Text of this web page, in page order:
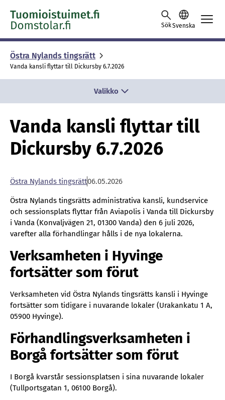
Skip to content -saavutettavuusohje
SökSvenska
Östra Ny­lands tings­rätt
Vanda kansli flyttar till Dickursby 6.7.2026
Valikko
Vanda kansli flyttar till
Dickursby 6.7.2026
Östra Ny­lands tings­rätt06.05.2026
Östra Nylands tingsrätts administrativa kansli, kundservice
och sessionsplats flyttar från Aviapolis i Vanda till Dickursby
i Vanda (Konvaljvägen 21, 01300 Vanda) den 6 juli 2026,
varefter alla förhandlingar hålls i de nya lokalerna.
Verksamheten i Hyvinge
fortsätter som förut
​Verksamheten vid Östra Nylands tingsrätts kansli i Hyvinge
fortsätter som tidigare i nuvarande lokaler (Urakankatu 1 A,
05900 Hyvinge).
Förhandlingsverksamheten i
Borgå fortsätter som förut
I Borgå kvarstår sessionsplatsen i sina nuvarande lokaler
(Tullportsgatan 1, 06100 Borgå).